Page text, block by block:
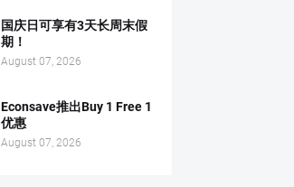
国庆日可享有3天长周末假
期！
August 07, 2026
Econsave推出Buy 1 Free 1
优惠
August 07, 2026